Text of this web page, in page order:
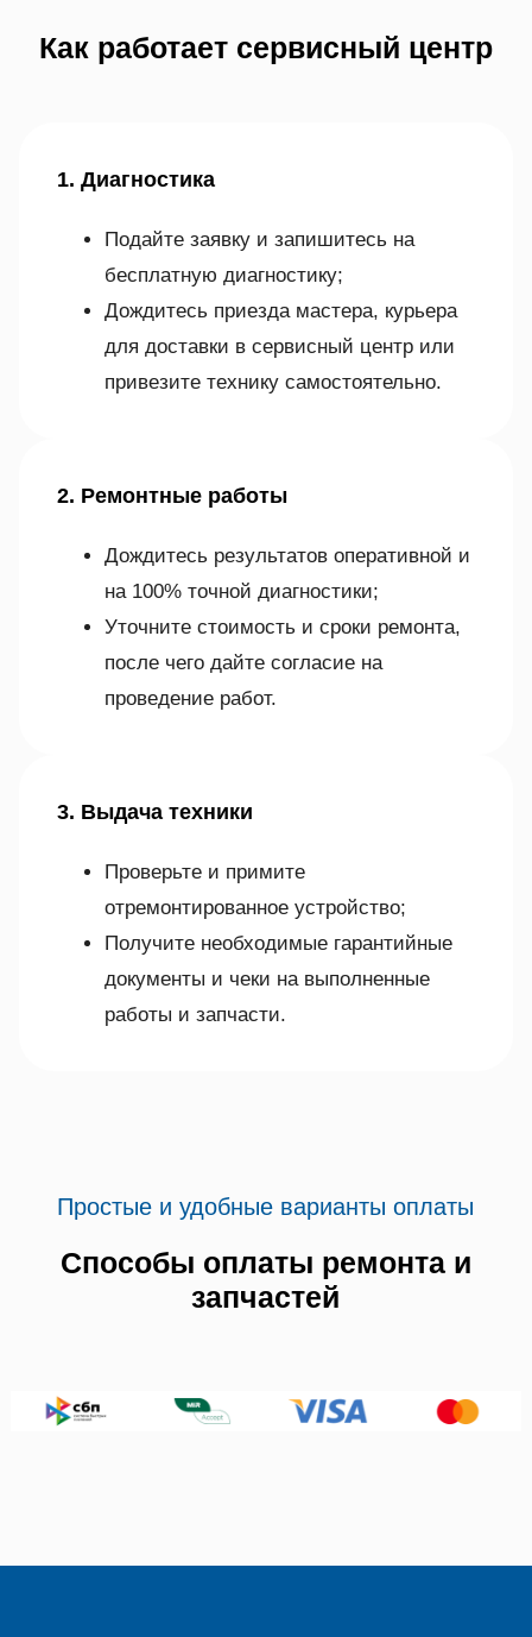
Как работает сервисный центр
1. Диагностика
Подайте заявку и запишитесь на
бесплатную диагностику;
Дождитесь приезда мастера, курьера
для доставки в сервисный центр или
привезите технику самостоятельно.
2. Ремонтные работы
Дождитесь результатов оперативной и
на 100% точной диагностики;
Уточните стоимость и сроки ремонта,
после чего дайте согласие на
проведение работ.
3. Выдача техники
Проверьте и примите
отремонтированное устройство;
Получите необходимые гарантийные
документы и чеки на выполненные
работы и запчасти.
Простые и удобные варианты оплаты
Способы оплаты ремонта и
запчастей